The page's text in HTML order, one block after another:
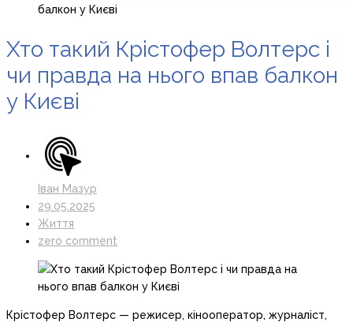
балкон у Києві
Хто такий Крістофер Волтерс і
чи правда на нього впав балкон
у Києві
Іван Мазур
29.05.2025
Життя
zero comment
Крістофер Волтерс — режисер, кінооператор, журналіст,